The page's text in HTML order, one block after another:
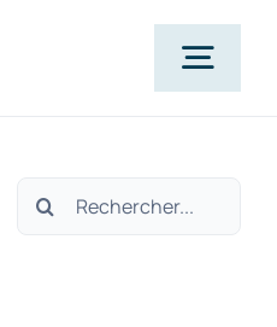
nous ?
Rechercher: